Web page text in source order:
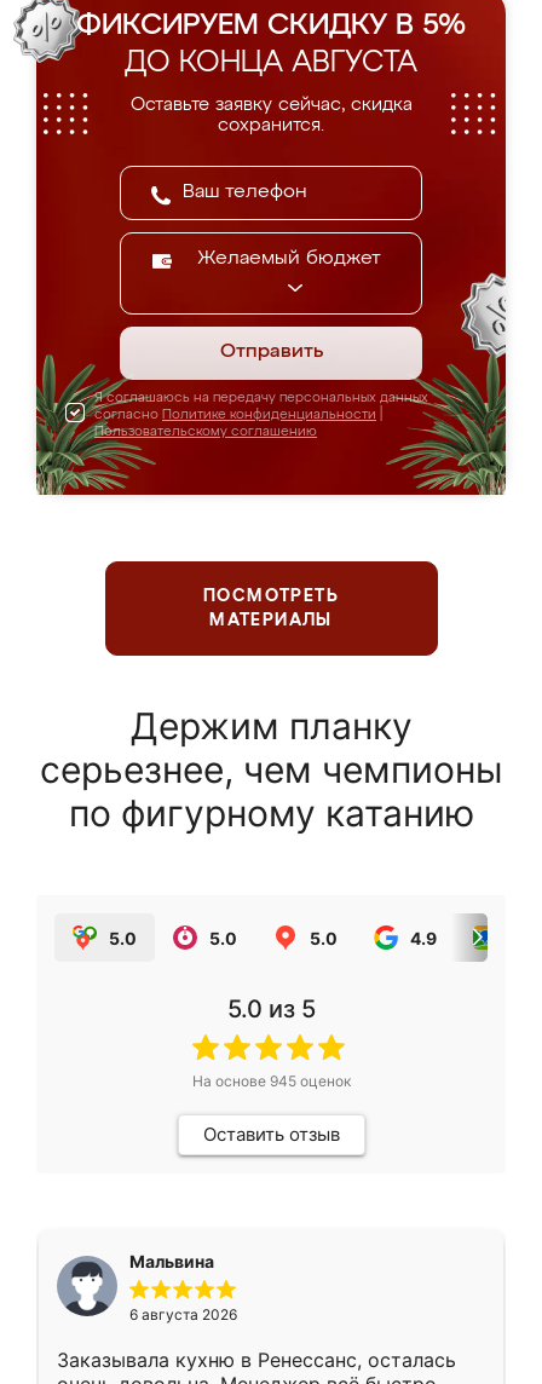
ФИКСИРУЕМ СКИДКУ В 5%
ДО КОНЦА АВГУСТА
Оставьте заявку сейчас, скидка
сохранится.
Желаемый бюджет
Отправить
Я соглашаюсь на передачу персональных данных
согласно Политике конфиденциальности
Пользовательскому соглашению
ПОСМОТРЕТЬ
МАТЕРИАЛЫ
Держим планку
серьезнее, чем чемпионы
по фигурному катанию
5.0 5.0 5.0 4.9
5.0 из 5
На основе 945оценок
Оставить отзыв
Мальвина
6 августа 2026
Заказывала кухню в Ренессанс, осталась